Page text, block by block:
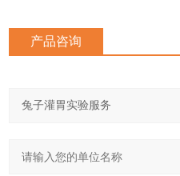
产品咨询